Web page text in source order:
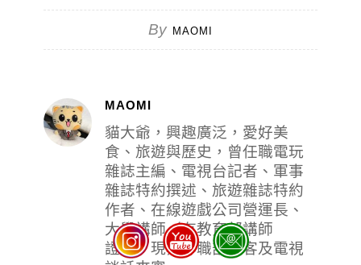
By MAOMI
MAOMI
貓大爺，興趣廣泛，愛好美
食、旅遊與歷史，曾任職電玩
雜誌主編、電視台記者、軍事
雜誌特約撰述、旅遊雜誌特約
作者、在線遊戲公司營運長、
大學講師（有教育部講師
證），現為專職部落客及電視